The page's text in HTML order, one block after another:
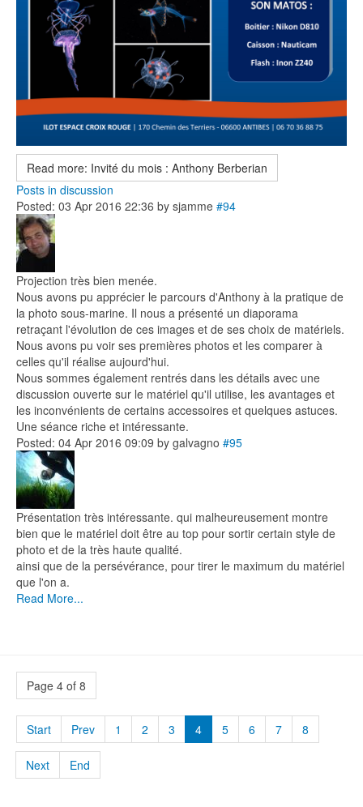
Read more: Invité du mois : Anthony Berberian
Posts in discussion
Posted: 03 Apr 2016 22:36 by sjamme #94
Projection très bien menée.
Nous avons pu apprécier le parcours d'Anthony à la pratique de
la photo sous-marine. Il nous a présenté un diaporama
retraçant l'évolution de ces images et de ses choix de matériels.
Nous avons pu voir ses premières photos et les comparer à
celles qu'il réalise aujourd'hui.
Nous sommes également rentrés dans les détails avec une
discussion ouverte sur le matériel qu'il utilise, les avantages et
les inconvénients de certains accessoires et quelques astuces.
Une séance riche et intéressante.
Posted: 04 Apr 2016 09:09 by galvagno #95
Présentation très intéressante. qui malheureusement montre
bien que le matériel doit être au top pour sortir certain style de
photo et de la très haute qualité.
ainsi que de la persévérance, pour tirer le maximum du matériel
que l'on a.
Read More...
Page 4 of 8
Start Prev 1 2 3 4 5 6 7 8
Next End